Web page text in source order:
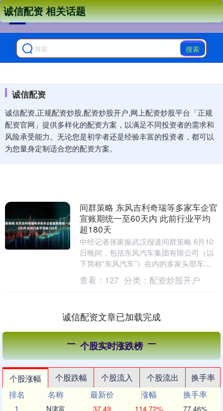
搜索
诚信配资
诚信配资,正规配资炒股,配资炒股开户,网上配资炒股平台「正规
配资官网」提供多样化的配资方案，以满足不同投资者的需求和
风险承受能力。无论您是初学者还是经验丰富的投资者，都可以
为您量身定制适合您的配资方案。
诚信配资 相关话题
间群策略 东风吉利奇瑞等多家车企官
宣账期统一至60天内 此前行业平均
超180天
中经记者张家振武汉报道间群策略 6月10
日晚间，包括东风汽车集团有限公司（以
下简称“东风汽车”）在内的多家头部车企
集体官宣：支付账期统一至60天内。 “为
深入贯....
查看： 127 分类： 配资炒股开户
诚信配资文章已加载完成
个股实时涨跌榜
个股涨幅 个股跌幅 个股流入 个股流出
换手率
排名
名称 最新价 涨幅
换手率
1
N津富 37.49 114.72% 77.46%